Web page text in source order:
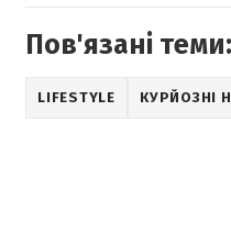
Пов'язані теми:
LIFESTYLE КУРЙОЗНІ